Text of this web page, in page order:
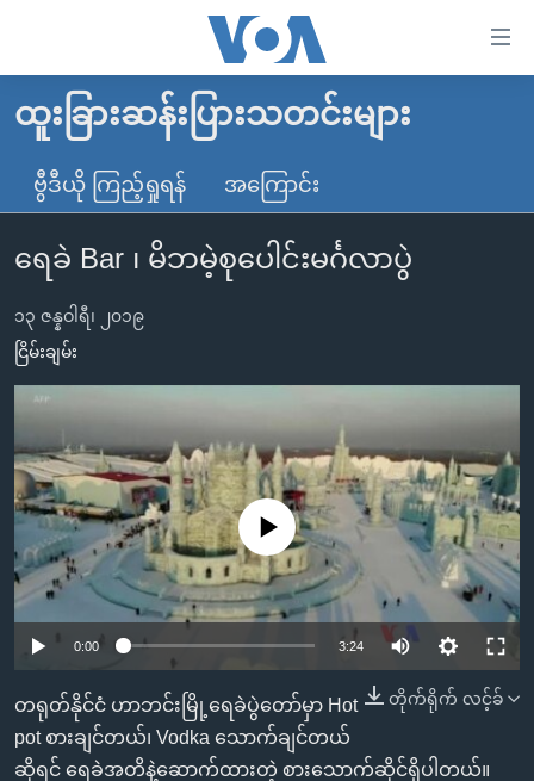
လွယ်ကူ
သည့်
များ
ပင်မ
အကြောင်းအရာ
ကြည့်
ရန်
ပင်မ
ညွန်း
စာမျက်နှာ
ကြည့်
ရန်
ရှာဖွေ
မူလစာမျက်နှာ
မြန်မာ
ကမ္ဘာ့သတင်းများ
နိုင်ငံတကာ
တရုတ်
အစ္စရေး-ပါလက်စတိုင်း
ဗွီဒီယို
ရပ်ဝန်းတခု လမ်းတခု အလွန်
အင်္ဂလိပ်စာလေ့လာမယ်
မကြေးမုံရဲ့ အင်္ဂလိပ်စာ
ရုပ်ရှင်ထဲက အင်္ဂလိပ်စာ
သုတပဒေသာ အင်္ဂလိပ်စာ
ရေဒီယို
တီဗွီ
ရေဒီယိုနှင့်ရုပ်သံ အချက်အလက်များ
ရေဒီယို/တီဗွီအစီအစဉ်
Learning English
ဗွီအိုအေ လူမှုကွန်ယက်များ
ဘာသာစကားများ
ထူးခြားဆန်းပြားသတင်းများ
ဗွီဒီယို ကြည့်ရှုရန် အကြောင်း
ရေခဲ Bar ၊ မိဘမဲ့စုပေါင်းမင်္ဂလာပွဲ
၁၃ ဇန္နဝါရီ၊ ၂၀၁၉
ငြိမ်းချမ်း
No media source currently available
0:00 3:24
တိုက်ရိုက် လင့်ခ်
တရုတ်နိုင်ငံ ဟာဘင်းမြို့ရေခဲပွဲတော်မှာ Hot
pot စားချင်တယ်၊ Vodka သောက်ချင်တယ်
ဆိုရင် ရေခဲအတိနဲ့ဆောက်ထားတဲ့ စားသောက်ဆိုင်ရှိပါတယ်။